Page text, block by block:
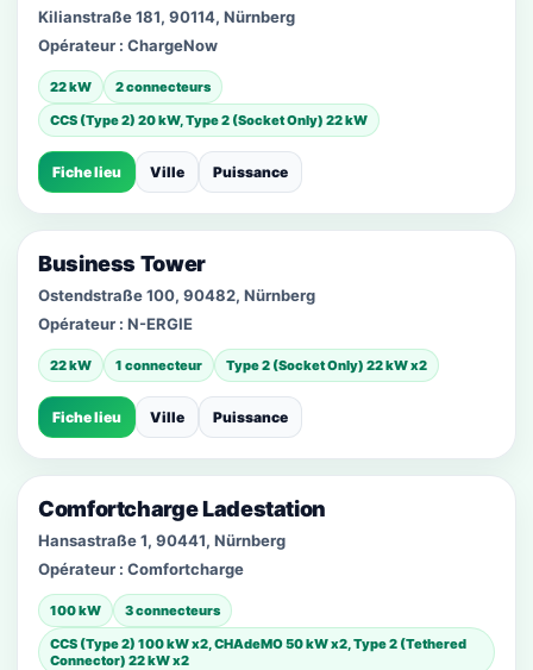
Kilianstraße 181, 90114, Nürnberg
Opérateur : ChargeNow
22 kW
2 connecteurs
CCS (Type 2) 20 kW, Type 2 (Socket Only) 22 kW
Fiche lieu Ville Puissance
Business Tower
Ostendstraße 100, 90482, Nürnberg
Opérateur : N-ERGIE
22 kW 1 connecteur Type 2 (Socket Only) 22 kW x2
Fiche lieu Ville Puissance
Comfortcharge Ladestation
Hansastraße 1, 90441, Nürnberg
Opérateur : Comfortcharge
100 kW
3 connecteurs
CCS (Type 2) 100 kW x2, CHAdeMO 50 kW x2, Type 2 (Tethered
Connector) 22 kW x2